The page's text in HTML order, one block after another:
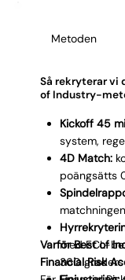
Metoden
Så rekryterar vi
of Industry-
Kickoff 45
system,
4D Match:
poängsätts
med ECL-
360
Varför Best of
Financial Risk